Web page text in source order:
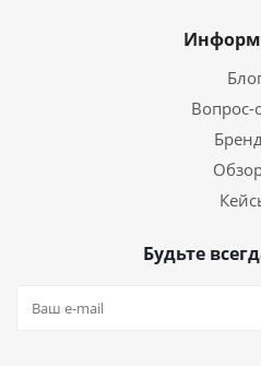
Вопрос-
Будьте